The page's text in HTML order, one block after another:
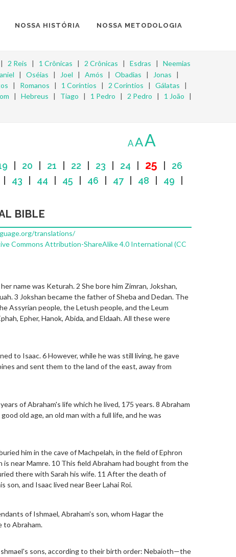
NOSSA HISTÓRIA NOSSA METODOLOGIA
| 2 Reis | 1 Crônicas | 2 Crônicas | Esdras | Neemias
| Oséias | Joel | Amós | Obadias | Jonas |
| Romanos | 1 Coríntios | 2 Coríntios | Gálatas |
| Hebreus | Tiago | 1 Pedro | 2 Pedro | 1 João |
AAA
20 21 22 23 24 25
26
43 44 45 46 47| 48 49
BIBLE
translations/
Commons Attribution-ShareAlike 4.0 International (CC
name was Keturah. 2 She bore him Zimran, Jokshan,
3 Jokshan became the father of Sheba and Dedan. The
Assyrian people, the Letush people, and the Leum
Epher, Hanok, Abida, and Eldaah. All these were
to Isaac. 6 However, while he was still living, he gave
and sent them to the land of the east, away from
of Abraham's life which he lived, 175 years. 8 Abraham
old age, an old man with a full life, and he was
him in the cave of Machpelah, in the field of Ephron
near Mamre. 10 This field Abraham had bought from the
there with Sarah his wife. 11 After the death of
son, and Isaac lived near Beer Lahai Roi.
of Ishmael, Abraham's son, whom Hagar the
to Abraham.
sons, according to their birth order: Nebaioth—the